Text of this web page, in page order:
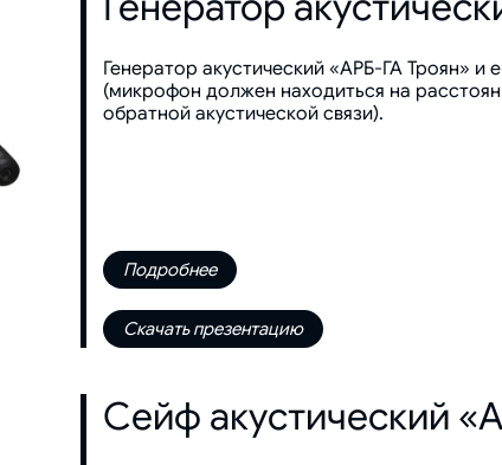
Генератор акустический «АРБ-ГА Троян»
(микрофон должен находиться на
обратной акустической связи).
Подробнее
Скачать презентацию
Сейф акустический